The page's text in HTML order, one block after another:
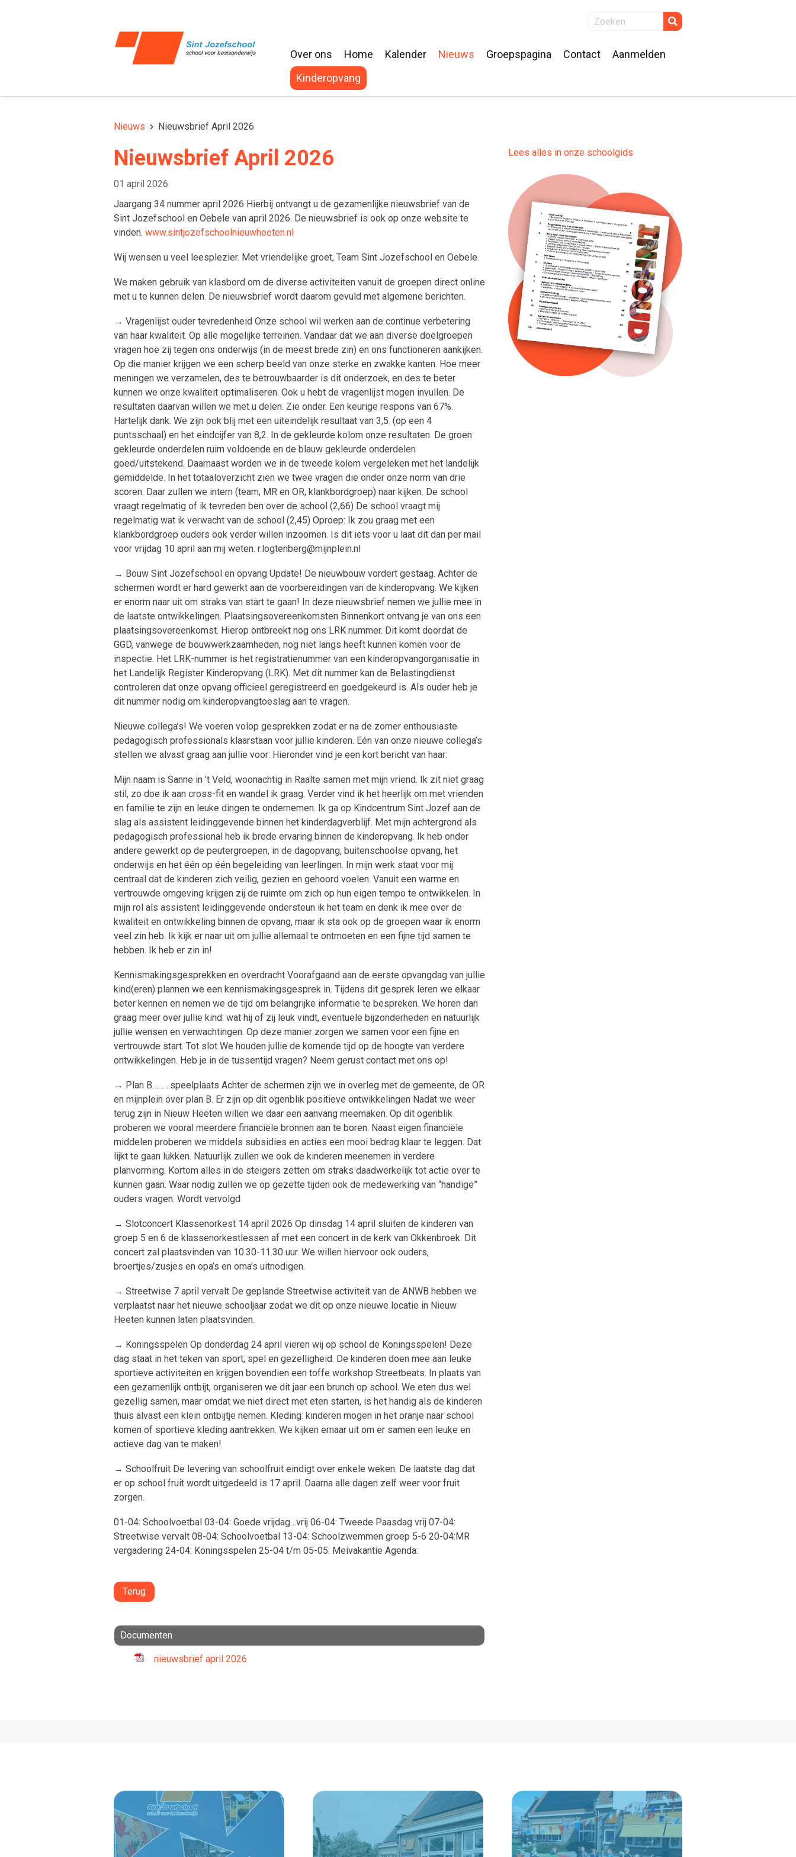
Over ons
Ons team
Onze doelen
Notulen
Jaarverslag 23-24
Leerlingenraad
Vrienden van de Sint Jozefschool
De schoolgids
POS Rapport 25-26
Home Kalender Nieuws Groepspagina
Peuterwerk
Contact
Aanmelden
Kinderopvang
Nieuws Nieuwsbrief April 2026
Nieuwsbrief April 2026
01 april 2026
Jaargang 34 nummer april 2026 Hierbij ontvangt u de gezamenlijke nieuwsbrief van de
Sint Jozefschool en Oebele van april 2026. De nieuwsbrief is ook op onze website te
vinden. www.sintjozefschoolnieuwheeten.nl
Wij wensen u veel leesplezier. Met vriendelijke groet, Team Sint Jozefschool en Oebele.
We maken gebruik van klasbord om de diverse activiteiten vanuit de groepen direct online
met u te kunnen delen. De nieuwsbrief wordt daarom gevuld met algemene berichten.
→ Vragenlijst ouder tevredenheid Onze school wil werken aan de continue verbetering
van haar kwaliteit. Op alle mogelijke terreinen. Vandaar dat we aan diverse doelgroepen
vragen hoe zij tegen ons onderwijs (in de meest brede zin) en ons functioneren aankijken.
Op die manier krijgen we een scherp beeld van onze sterke en zwakke kanten. Hoe meer
meningen we verzamelen, des te betrouwbaarder is dit onderzoek, en des te beter
kunnen we onze kwaliteit optimaliseren. Ook u hebt de vragenlijst mogen invullen. De
resultaten daarvan willen we met u delen. Zie onder. Een keurige respons van 67%.
Hartelijk dank. We zijn ook blij met een uiteindelijk resultaat van 3,5. (op een 4
puntsschaal) en het eindcijfer van 8,2. In de gekleurde kolom onze resultaten. De groen
gekleurde onderdelen ruim voldoende en de blauw gekleurde onderdelen
goed/uitstekend. Daarnaast worden we in de tweede kolom vergeleken met het landelijk
gemiddelde. In het totaaloverzicht zien we twee vragen die onder onze norm van drie
scoren. Daar zullen we intern (team, MR en OR, klankbordgroep) naar kijken. De school
vraagt regelmatig of ik tevreden ben over de school (2,66) De school vraagt mij
regelmatig wat ik verwacht van de school (2,45) Oproep: Ik zou graag met een
klankbordgroep ouders ook verder willen inzoomen. Is dit iets voor u laat dit dan per mail
voor vrijdag 10 april aan mij weten. r.logtenberg@mijnplein.nl
→ Bouw Sint Jozefschool en opvang Update! De nieuwbouw vordert gestaag. Achter de
schermen wordt er hard gewerkt aan de voorbereidingen van de kinderopvang. We kijken
er enorm naar uit om straks van start te gaan! In deze nieuwsbrief nemen we jullie mee in
de laatste ontwikkelingen. Plaatsingsovereenkomsten Binnenkort ontvang je van ons een
plaatsingsovereenkomst. Hierop ontbreekt nog ons LRK nummer. Dit komt doordat de
GGD, vanwege de bouwwerkzaamheden, nog niet langs heeft kunnen komen voor de
inspectie. Het LRK-nummer is het registratienummer van een kinderopvangorganisatie in
het Landelijk Register Kinderopvang (LRK). Met dit nummer kan de Belastingdienst
controleren dat onze opvang officieel geregistreerd en goedgekeurd is. Als ouder heb je
dit nummer nodig om kinderopvangtoeslag aan te vragen.
Nieuwe collega’s! We voeren volop gesprekken zodat er na de zomer enthousiaste
pedagogisch professionals klaarstaan voor jullie kinderen. Eén van onze nieuwe collega’s
stellen we alvast graag aan jullie voor: Hieronder vind je een kort bericht van haar:
Mijn naam is Sanne in 't Veld, woonachtig in Raalte samen met mijn vriend. Ik zit niet graag
stil, zo doe ik aan cross-fit en wandel ik graag. Verder vind ik het heerlijk om met vrienden
en familie te zijn en leuke dingen te ondernemen. Ik ga op Kindcentrum Sint Jozef aan de
slag als assistent leidinggevende binnen het kinderdagverblijf. Met mijn achtergrond als
pedagogisch professional heb ik brede ervaring binnen de kinderopvang. Ik heb onder
andere gewerkt op de peutergroepen, in de dagopvang, buitenschoolse opvang, het
onderwijs en het één op één begeleiding van leerlingen. In mijn werk staat voor mij
centraal dat de kinderen zich veilig, gezien en gehoord voelen. Vanuit een warme en
vertrouwde omgeving krijgen zij de ruimte om zich op hun eigen tempo te ontwikkelen. In
mijn rol als assistent leidinggevende ondersteun ik het team en denk ik mee over de
kwaliteit en ontwikkeling binnen de opvang, maar ik sta ook op de groepen waar ik enorm
veel zin heb. Ik kijk er naar uit om jullie allemaal te ontmoeten en een fijne tijd samen te
hebben. Ik heb er zin in!
Kennismakingsgesprekken en overdracht Voorafgaand aan de eerste opvangdag van jullie
kind(eren) plannen we een kennismakingsgesprek in. Tijdens dit gesprek leren we elkaar
beter kennen en nemen we de tijd om belangrijke informatie te bespreken. We horen dan
graag meer over jullie kind: wat hij of zij leuk vindt, eventuele bijzonderheden en natuurlijk
jullie wensen en verwachtingen. Op deze manier zorgen we samen voor een fijne en
vertrouwde start. Tot slot We houden jullie de komende tijd op de hoogte van verdere
ontwikkelingen. Heb je in de tussentijd vragen? Neem gerust contact met ons op!
→ Plan B………speelplaats Achter de schermen zijn we in overleg met de gemeente, de OR
en mijnplein over plan B. Er zijn op dit ogenblik positieve ontwikkelingen Nadat we weer
terug zijn in Nieuw Heeten willen we daar een aanvang meemaken. Op dit ogenblik
proberen we vooral meerdere financiële bronnen aan te boren. Naast eigen financiële
middelen proberen we middels subsidies en acties een mooi bedrag klaar te leggen. Dat
lijkt te gaan lukken. Natuurlijk zullen we ook de kinderen meenemen in verdere
planvorming. Kortom alles in de steigers zetten om straks daadwerkelijk tot actie over te
kunnen gaan. Waar nodig zullen we op gezette tijden ook de medewerking van “handige”
ouders vragen. Wordt vervolgd
→ Slotconcert Klassenorkest 14 april 2026 Op dinsdag 14 april sluiten de kinderen van
groep 5 en 6 de klassenorkestlessen af met een concert in de kerk van Okkenbroek. Dit
concert zal plaatsvinden van 10.30-11.30 uur. We willen hiervoor ook ouders,
broertjes/zusjes en opa’s en oma’s uitnodigen.
→ Streetwise 7 april vervalt De geplande Streetwise activiteit van de ANWB hebben we
verplaatst naar het nieuwe schooljaar zodat we dit op onze nieuwe locatie in Nieuw
Heeten kunnen laten plaatsvinden.
→ Koningsspelen Op donderdag 24 april vieren wij op school de Koningsspelen! Deze
dag staat in het teken van sport, spel en gezelligheid. De kinderen doen mee aan leuke
sportieve activiteiten en krijgen bovendien een toffe workshop Streetbeats. In plaats van
een gezamenlijk ontbijt, organiseren we dit jaar een brunch op school. We eten dus wel
gezellig samen, maar omdat we niet direct met eten starten, is het handig als de kinderen
thuis alvast een klein ontbijtje nemen. Kleding: kinderen mogen in het oranje naar school
komen of sportieve kleding aantrekken. We kijken ernaar uit om er samen een leuke en
actieve dag van te maken!
→ Schoolfruit De levering van schoolfruit eindigt over enkele weken. De laatste dag dat
er op school fruit wordt uitgedeeld is 17 april. Daarna alle dagen zelf weer voor fruit
zorgen.
01-04: Schoolvoetbal 03-04: Goede vrijdag…vrij 06-04: Tweede Paasdag vrij 07-04:
Streetwise vervalt 08-04: Schoolvoetbal 13-04: Schoolzwemmen groep 5-6 20-04:MR
vergadering 24-04: Koningsspelen 25-04 t/m 05-05: Meivakantie Agenda:
Terug
Documenten
nieuwsbrief april 2026
Lees alles in onze schoolgids